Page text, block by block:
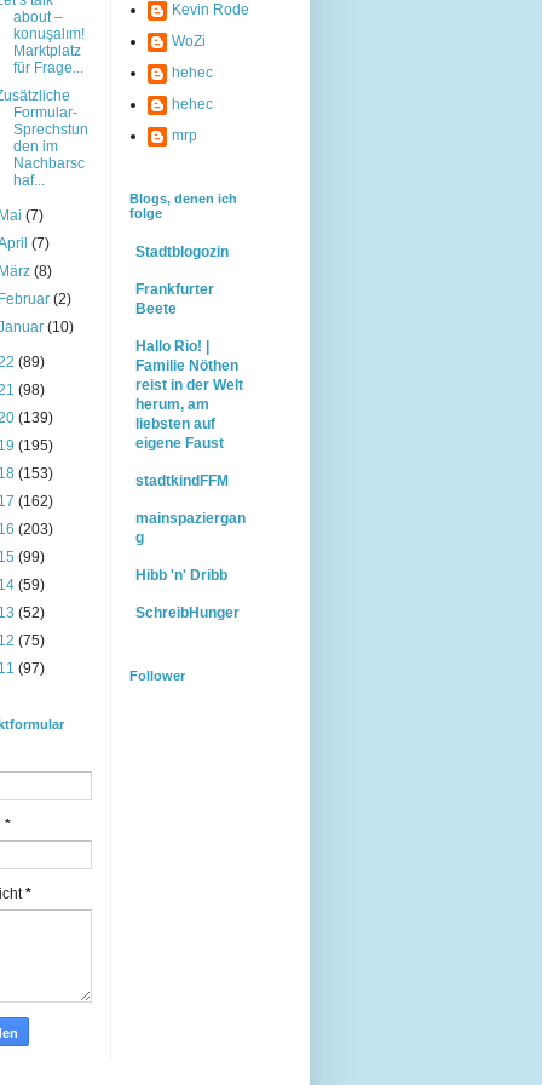
about –
konuşalım!
Marktplatz
für Frage...
Formular-
Sprechstun
den im
Nachbarsc
haf...
Mai(7)
(7)
März(8)
Februar(2)
(10)
(89)
(98)
(139)
(195)
(153)
(162)
(203)
(99)
(59)
(52)
(75)
(97)
*
*
Kevin Rode
WoZi
hehec
hehec
mrp
Blogs, denen ich
folge
Stadtblogozin
Frankfurter
Beete
Hallo Rio! |
Familie Nöthen
reist in der Welt
herum, am
liebsten auf
eigene Faust
stadtkindFFM
mainspaziergan
g
Hibb 'n' Dribb
SchreibHunger
Follower